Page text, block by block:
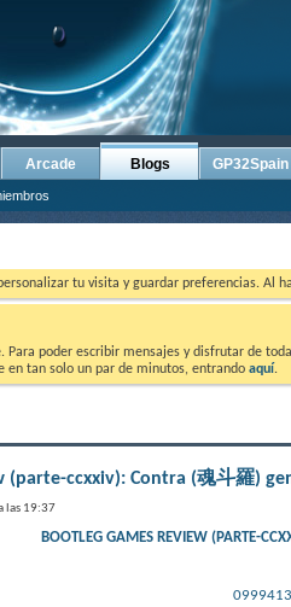
Arcade Blogs GP32Spain
tu visita y guardar preferencias. Al
poder escribir mensajes y disfrutar de
en tan solo un par de minutos, entrando aquí.
(parte-ccxxiv): Contra (魂斗羅)
las 19:37
BOOTLEG GAMES REVIEW (PARTE-